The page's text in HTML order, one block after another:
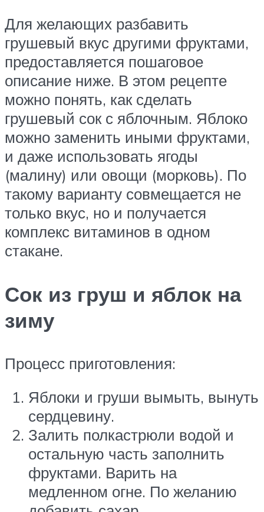
Для желающих разбавить
грушевый вкус другими фруктами,
предоставляется пошаговое
описание ниже. В этом рецепте
можно понять, как сделать
грушевый сок с яблочным. Яблоко
можно заменить иными фруктами,
и даже использовать ягоды
(малину) или овощи (морковь). По
такому варианту совмещается не
только вкус, но и получается
комплекс витаминов в одном
стакане.
Сок из груш и яблок на
зиму
Процесс приготовления:
Яблоки и груши вымыть, вынуть
сердцевину.
Залить полкастрюли водой и
остальную часть заполнить
фруктами. Варить на
медленном огне. По желанию